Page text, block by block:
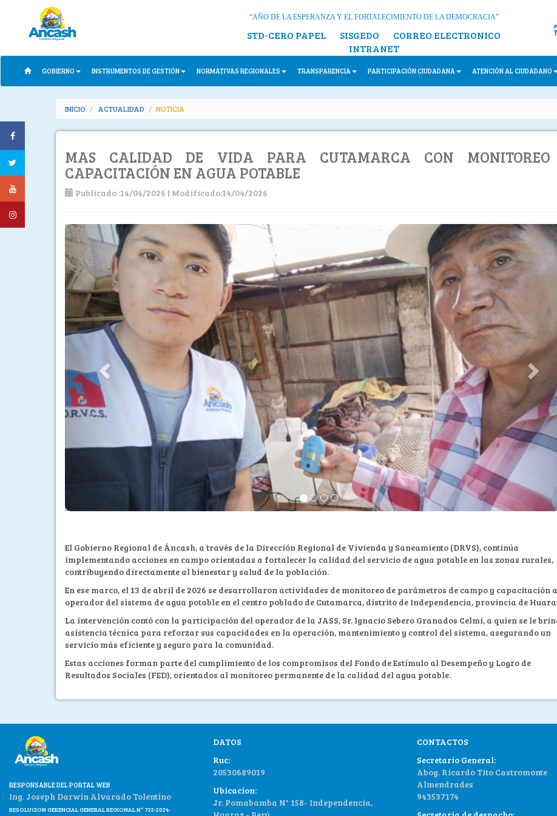
“AÑO DE LA ESPERANZA Y EL FORTALECIMIENTO DE LA DEMOCRACIA”
STD-CERO PAPEL SISGEDO
CORREO ELECTRONICO
INTRANET
GOBIERNO INSTRUMENTOS DE GESTIÓN NORMATIVAS REGIONALES TRANSPARENCIA PARTICIPACIÓN CIUDADANA ATENCIÓN AL CIUDADANO
INICIO ACTUALIDAD NOTICIA
MAS CALIDAD DE VIDA PARA CUTAMARCA CON
CAPACITACIÓN EN AGUA POTABLE
Publicado :14/04/2026 | Modificado:14/04/2026
Previous
El Gobierno Regional de Áncash, a través de la Dirección Regional de Vivienda y Saneamiento (DRVS), continúa
implementando acciones en campo orientadas a fortalecer la calidad del servicio de agua potable en las zonas rurales,
contribuyendo directamente al bienestar y salud de la población.
En ese marco, el 13 de abril de 2026 se desarrollaron actividades de monitoreo de parámetros de campo y capacitación
operador del sistema de agua potable en el centro poblado de Cutamarca, distrito de Independencia, provincia de
La intervención contó con la participación del operador de la JASS, Sr. Ignacio Sebero Granados Celmi, a quien se le
asistencia técnica para reforzar sus capacidades en la operación, mantenimiento y control del sistema, asegurando un
servicio más eficiente y seguro para la comunidad.
Estas acciones forman parte del cumplimiento de los compromisos del Fondo de Estímulo al Desempeño y Logro de
Resultados Sociales (FED), orientados al monitoreo permanente de la calidad del agua potable.
RESPONSABLE DEL PORTAL WEB
Ing. Joseph Darwin Alvarado Tolentino
RESOLUCION GERENCIAL GENERAL REGIONAL N° 722-2024-
DATOS
Ruc:
20530689019
Ubicacion:
Jr. Pomabamba N° 158- Independencia,
CONTACTOS
Secretario General:
Abog. Ricardo Tito Castromonte
Almendrades
943537174